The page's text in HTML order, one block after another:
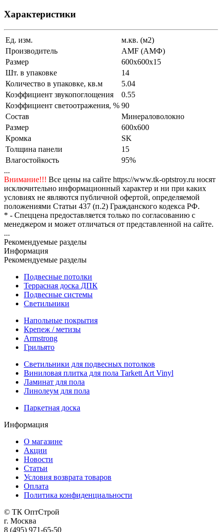
Характеристики
Ед. изм.
м.кв. (м2)
Производитель
AMF (АМФ)
Размер
600x600x15
Шт. в упаковке
14
Количество в упаковке, кв.м
5.04
Коэффициент звукопоглощения
0.55
Коэффициент светоотражения, % 90
Состав
Минераловолокно
Размер
600x600
Кромка
SK
Толщина панели
15
Влагостойкость
95%
...
Внимание!!! Все цены на сайте https://www.tk-optstroy.ru носят
исключительно информационный характер и ни при каких
условиях не являются публичной офертой, определяемой
положениями Статьи 437 (п.2) Гражданского кодекса РФ.
* - Спеццена предоставляется только по согласованию с
менеджером и может отличаться от представленной на сайте.
...
Рекомендуемые разделы
Информация
Рекомендуемые разделы
Подвесные потолки
Террасная доска ДПК
Подвесные системы
Светильники
Напольные покрытия
Крепеж / метизы
Armstrong
Грильято
Светильники для подвесных потолков
Виниловая плитка для пола Tarkett Art Vinyl
Ламинат для пола
Линолеум для пола
Паркетная доска
Информация
О магазине
Акции
Новости
Статьи
Условия возврата товаров
Оплата
Политика конфиденциальности
© ТК ОптСтрой
г. Москва
8 (495) 971-65-50